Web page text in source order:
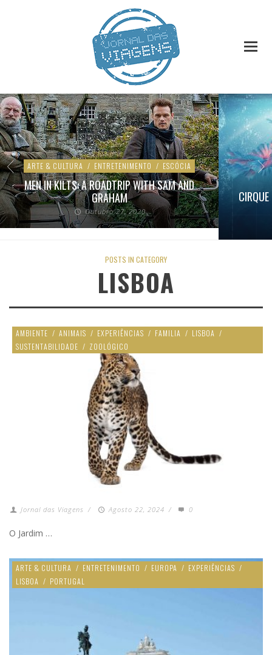
ARTE & CULTURA / ENTRETENIMENTO / ESCÓCIA
MEN IN KILTS: A ROADTRIP WITH SAM AND
GRAHAM
Outubro 27, 2020
POSTS IN CATEGORY
LISBOA
AMBIENTE / ANIMAIS / EXPERIÊNCIAS / FAMILIA / LISBOA /
SUSTENTABILIDADE / ZOOLÓGICO
Jornal das Viagens / Agosto 22, 2024 / 0
O Jardim …
ARTE & CULTURA / ENTRETENIMENTO / EUROPA / EXPERIÊNCIAS /
LISBOA / PORTUGAL